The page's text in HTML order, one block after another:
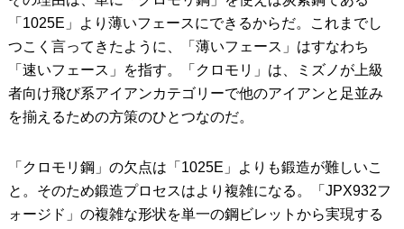
「1025E」より薄いフェースにできるからだ。これまでし
つこく言ってきたように、「薄いフェース」はすなわち
「速いフェース」を指す。「クロモリ」は、ミズノが上級
者向け飛び系アイアンカテゴリーで他のアイアンと足並み
を揃えるための方策のひとつなのだ。
「クロモリ鋼」の欠点は「1025E」よりも鍛造が難しいこ
と。そのため鍛造プロセスはより複雑になる。「JPX932フ
ォージド」の複雑な形状を単一の鋼ビレットから実現する